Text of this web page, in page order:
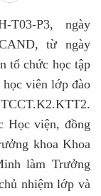
P3, ngày
từ ngày
tổ chức học tập
viên lớp đào
Học viện, đồng
khoa Khoa
làm Trưởng
nhiệm lớp và